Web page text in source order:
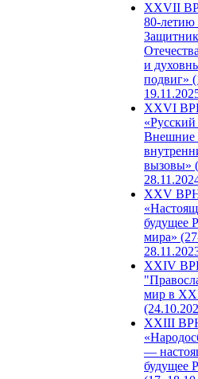
ХХVII
80-
и
подвиг»
XXVI
Внешние
вызовы»
XXV
будущее
мира»
XXIV
мир в
XXIII
—
будущее